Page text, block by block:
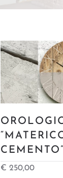
CEMENTO”
€ 250,00